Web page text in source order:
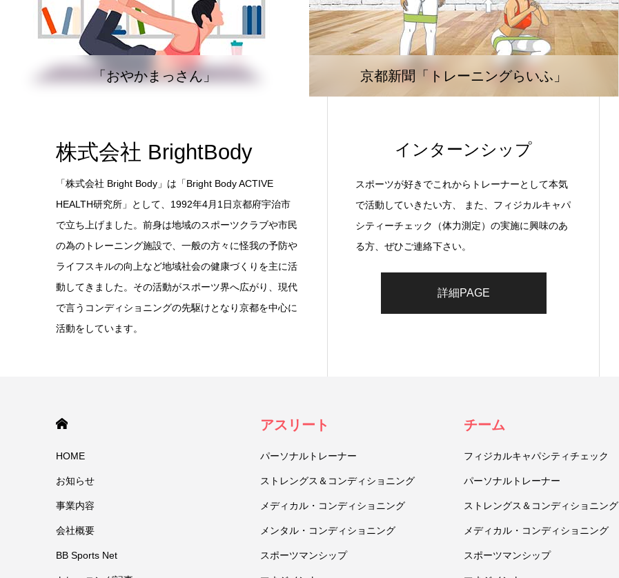
「おやかまっさん」 京都新聞「トレーニングらいふ」
株式会社 BrightBody
「株式会社 Bright Body」は「Bright Body ACTIVE
HEALTH研究所」として、1992年4月1日京都府宇治市
で立ち上げました。前身は地域のスポーツクラブや市民
の為のトレーニング施設で、一般の方々に怪我の予防や
ライフスキルの向上など地域社会の健康づくりを主に活
動してきました。その活動がスポーツ界へ広がり、現代
で言うコンディショニングの先駆けとなり京都を中心に
活動をしています。
インターンシップ
スポーツが好きでこれからトレーナーとして本気
で活動していきたい方、 また、フィジカルキャパ
シティーチェック（体力測定）の実施に興味のあ
る方、ぜひご連絡下さい。
詳細PAGE
HOME
お知らせ
事業内容
会社概要
BB Sports Net
アスリート
パーソナルトレーナー
ストレングス＆コンディショニング
メディカル・コンディショニング
メンタル・コンディショニング
スポーツマンシップ
チーム
フィジカルキャパシティチェック
パーソナルトレーナー
ストレングス＆コンディショニング
メディカル・コンディショニング
スポーツマンシップ